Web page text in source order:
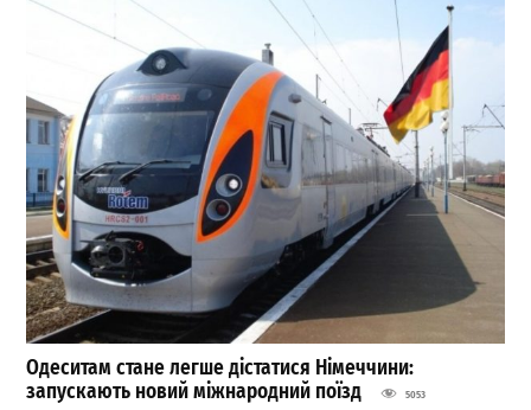
Одеситам стане легше дістатися Німеччини:
запускають новий міжнародний поїзд
5053